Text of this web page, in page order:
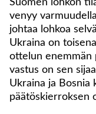
Suomen lohkon
venyy
johtaa lohkoa
Ukraina on
ottelun enemmän
vastus on sen
Ukraina ja Bosnia
päätöskierroksen